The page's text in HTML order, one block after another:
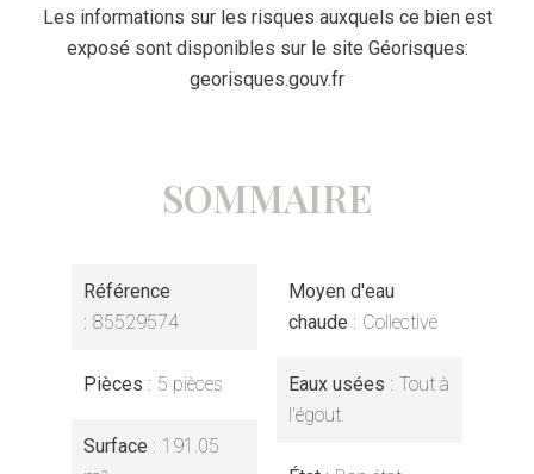
Les informations sur les risques auxquels ce bien est
exposé sont disponibles sur le site Géorisques:
georisques.gouv.fr
SOMMAIRE
Référence
85529574
Pièces 5 pièces
Surface
191.05
Moyen d'eau
chaude
Collective
Eaux usées
Tout à
l'égout